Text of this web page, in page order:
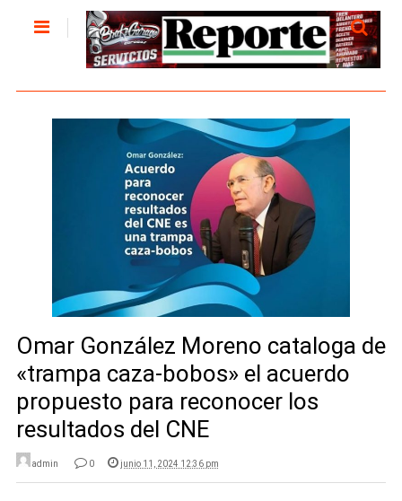
Omar González Moreno cataloga de
«trampa caza-bobos» el acuerdo
propuesto para reconocer los
resultados del CNE
admin 0 junio 11, 2024 12:36 pm